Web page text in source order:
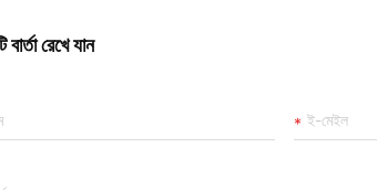
বার্তা রেখে যান